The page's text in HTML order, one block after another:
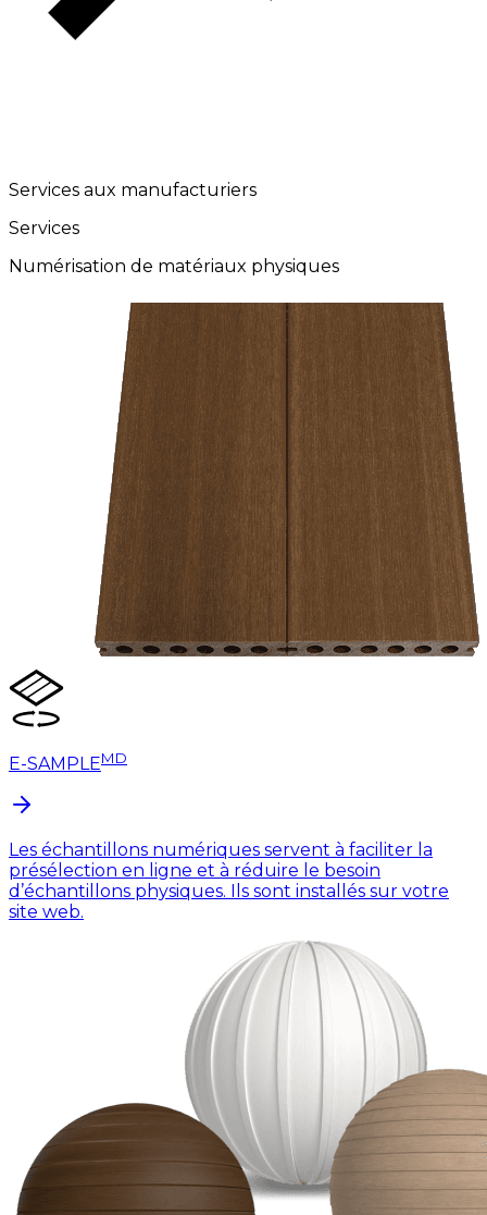
Services aux manufacturiers
Services
Numérisation de matériaux physiques
E-SAMPLEMD
Les échantillons numériques servent à faciliter la
présélection en ligne et à réduire le besoin
d’échantillons physiques. Ils sont installés sur votre
site web.